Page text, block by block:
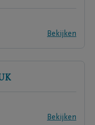
Bekijken
Bekijken